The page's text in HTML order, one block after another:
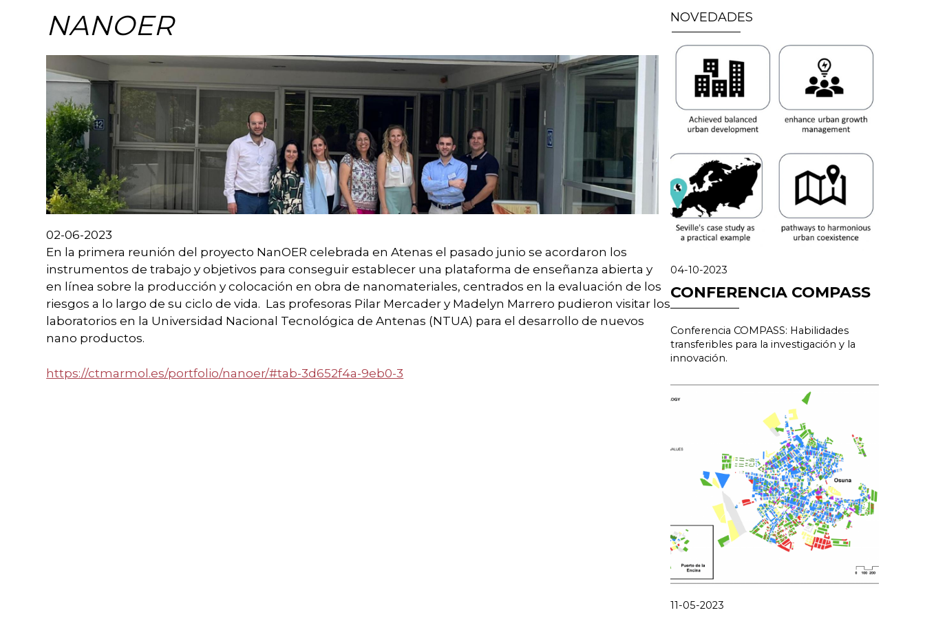
NANOER
02-06-2023
En la primera reunión del proyecto NanOER celebrada en Atenas el pasado junio se acordaron los
instrumentos de trabajo y objetivos para conseguir establecer una plataforma de enseñanza abierta y
en línea sobre la producción y colocación en obra de nanomateriales, centrados en la evaluación de los
riesgos a lo largo de su ciclo de vida. Las profesoras Pilar Mercader y Madelyn Marrero pudieron visitar los
laboratorios en la Universidad Nacional Tecnológica de Antenas (NTUA) para el desarrollo de nuevos
nano productos.
https://ctmarmol.es/portfolio/nanoer/#tab-3d652f4a-9eb0-3
NOVEDADES
04-10-2023
CONFERENCIA COMPASS
Conferencia COMPASS: Habilidades
transferibles para la investigación y la
innovación.
11-05-2023